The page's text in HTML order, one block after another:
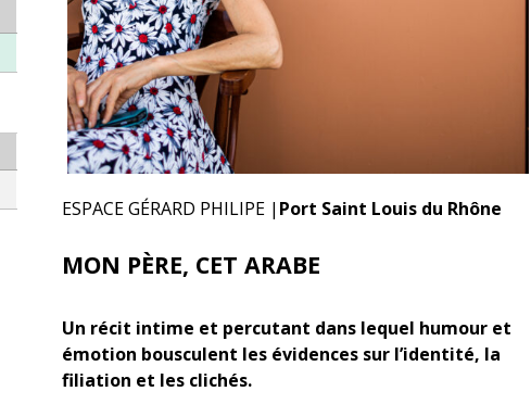
ESPACE GÉRARD PHILIPE | Port Saint Louis du Rhône
MON PÈRE, CET ARABE
Un récit intime et percutant dans lequel humour et
émotion bousculent les évidences sur l’identité, la
filiation et les clichés.